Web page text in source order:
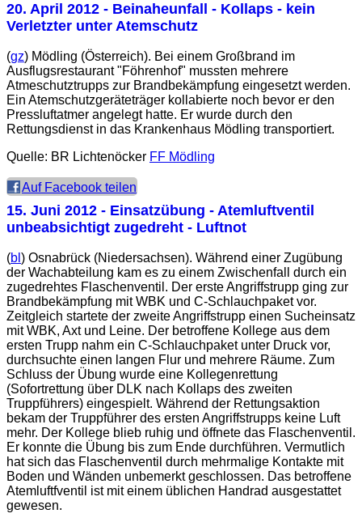
20. April 2012 - Beinaheunfall - Kollaps - kein
Verletzter unter Atemschutz
(gz) Mödling (Österreich). Bei einem Großbrand im
Ausflugsrestaurant "Föhrenhof" mussten mehrere
Atmeschutztrupps zur Brandbekämpfung eingesetzt werden.
Ein Atemschutzgeräteträger kollabierte noch bevor er den
Pressluftatmer angelegt hatte. Er wurde durch den
Rettungsdienst in das Krankenhaus Mödling transportiert.
Quelle: BR Lichtenöcker FF Mödling
Auf Facebook teilen
15. Juni 2012 - Einsatzübung - Atemluftventil
unbeabsichtigt zugedreht - Luftnot
(bl ) Osnabrück (Niedersachsen). Während einer Zugübung
der Wachabteilung kam es zu einem Zwischenfall durch ein
zugedrehtes Flaschenventil. Der erste Angriffstrupp ging zur
Brandbekämpfung mit WBK und C-Schlauchpaket vor.
Zeitgleich startete der zweite Angriffstrupp einen Sucheinsatz
mit WBK, Axt und Leine. Der betroffene Kollege aus dem
ersten Trupp nahm ein C-Schlauchpaket unter Druck vor,
durchsuchte einen langen Flur und mehrere Räume. Zum
Schluss der Übung wurde eine Kollegenrettung
(Sofortrettung über DLK nach Kollaps des zweiten
Truppführers) eingespielt. Während der Rettungsaktion
bekam der Truppführer des ersten Angriffstrupps keine Luft
mehr. Der Kollege blieb ruhig und öffnete das Flaschenventil.
Er konnte die Übung bis zum Ende durchführen. Vermutlich
hat sich das Flaschenventil durch mehrmalige Kontakte mit
Boden und Wänden unbemerkt geschlossen. Das betroffene
Atemluftfventil ist mit einem üblichen Handrad ausgestattet
gewesen.